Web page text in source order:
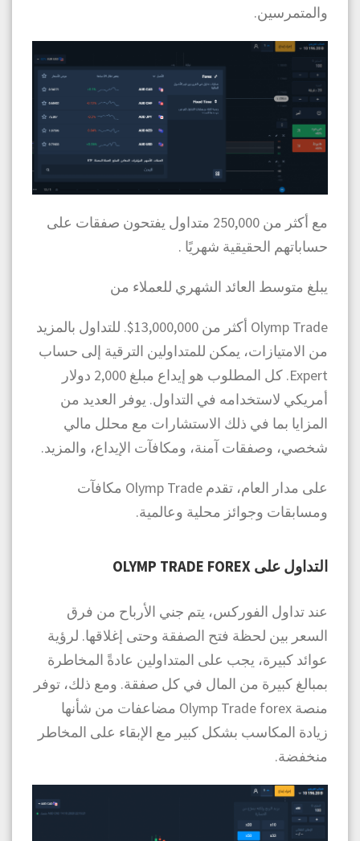
والمتمرسين.
مع أكثر من 250,000 متداول يفتحون صفقات على
حساباتهم الحقيقية شهريًا .
يبلغ متوسط العائد الشهري للعملاء من
Olymp Trade أكثر من 13,000,000$. للتداول بالمزيد
من الامتيازات، يمكن للمتداولين الترقية إلى حساب
Expert. كل المطلوب هو إيداع مبلغ 2,000 دولار
أمريكي لاستخدامه في التداول. يوفر العديد من
المزايا بما في ذلك الاستشارات مع محلل مالي
شخصي، وصفقات آمنة، ومكافآت الإيداع، والمزيد.
على مدار العام، تقدم Olymp Trade مكافآت
ومسابقات وجوائز محلية وعالمية.
التداول على OLYMP TRADE FOREX
عند تداول الفوركس، يتم جني الأرباح من فرق
السعر بين لحظة فتح الصفقة وحتى إغلاقها. لرؤية
عوائد كبيرة، يجب على المتداولين عادةً المخاطرة
بمبالغ كبيرة من المال في كل صفقة. ومع ذلك، توفر
منصة Olymp Trade forex مضاعفات من شأنها
زيادة المكاسب بشكل كبير مع الإبقاء على المخاطر
منخفضة.